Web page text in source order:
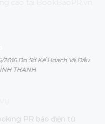
Do Sở Kế Hoạch Và Đầu
THANH
PR báo điện tử